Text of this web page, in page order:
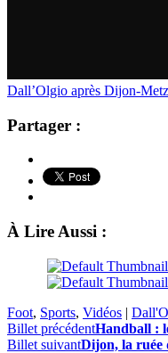
Dall’Olgio après Dijon-
Partager :
À Lire Aussi :
Foot, Sports, Vidéos |
Billet précédentHandball :
Billet suivantDijon, la ruée